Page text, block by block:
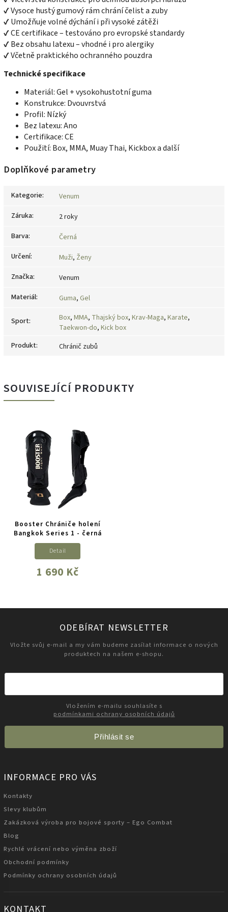
✔ Vysoce hustý gumový rám chrání čelist a zuby
✔ Umožňuje volné dýchání i při vysoké zátěži
✔ CE certifikace – testováno pro evropské standardy
✔ Bez obsahu latexu – vhodné i pro alergiky
✔ Včetně praktického ochranného pouzdra
Technické specifikace
Materiál: Gel + vysokohustotní guma
Konstrukce: Dvouvrstvá
Profil: Nízký
Bez latexu: Ano
Certifikace: CE
Použití: Box, MMA, Muay Thai, Kickbox a další
Doplňkové parametry
Kategorie:
Venum
Záruka:
2 roky
Barva:
Černá
Určení: Muži, Ženy
Značka:
Venum
Materiál: Guma, Gel
Sport: Box, MMA, Thajský box, Krav-Maga, Karate,
Taekwon-do, Kick box
Produkt: Chránič zubů
SOUVISEJÍCÍ PRODUKTY
Booster Chrániče holení
Bangkok Series 1 - černá
1 690 Kč
Detail
ODEBÍRAT NEWSLETTER
Vložte svůj e-mail a my vám budeme zasílat informace o nových
produktech na našem e-shopu.
podmínkami ochrany osobních údajů
Přihlásit se
INFORMACE PRO VÁS
Kontakty
Slevy klubům
Zakázková výroba pro bojové sporty – Ego Combat
Blog
Rychlé vrácení nebo výměna zboží
Obchodní podmínky
Podmínky ochrany osobních údajů
KONTAKT